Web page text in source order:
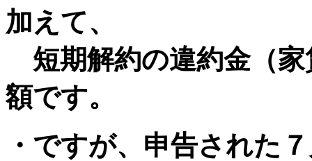
加えて、
短期解約の違約金（家
額です。
・ですが、申告された